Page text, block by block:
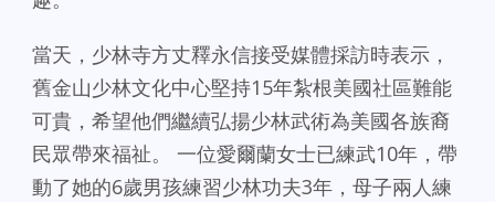
當天，少林寺方丈釋永信接受媒體採訪時表示，
舊金山少林文化中心堅持15年紮根美國社區難能
可貴，希望他們繼續弘揚少林武術為美國各族裔
民眾帶來福祉。 一位愛爾蘭女士已練武10年，帶
動了她的6歲男孩練習少林功夫3年，母子兩人練